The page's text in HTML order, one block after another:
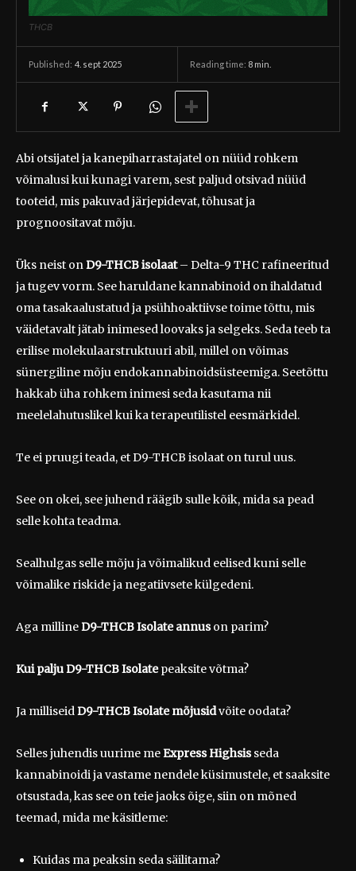
THCB
Published: 4. sept 2025 Reading time: 8 min.
Abi otsijatel ja kanepiharrastajatel on nüüd rohkem
võimalusi kui kunagi varem, sest paljud otsivad nüüd
tooteid, mis pakuvad järjepidevat, tõhusat ja
prognoositavat mõju.
Üks neist onD9-THCB isolaat– Delta-9 THC rafineeritud
ja tugev vorm. See haruldane kannabinoid on ihaldatud
oma tasakaalustatud ja psühhoaktiivse toime tõttu, mis
väidetavalt jätab inimesed loovaks ja selgeks. Seda teeb ta
erilise molekulaarstruktuuri abil, millel on võimas
sünergiline mõju endokannabinoidsüsteemiga. Seetõttu
hakkab üha rohkem inimesi seda kasutama nii
meelelahutuslikel kui ka terapeutilistel eesmärkidel.
Te ei pruugi teada, et D9-THCB isolaat on turul uus.
See on okei, see juhend räägib sulle kõik, mida sa pead
selle kohta teadma.
Sealhulgas selle mõju ja võimalikud eelised kuni selle
võimalike riskide ja negatiivsete külgedeni.
Aga millineD9-THCB Isolate annuson parim?
Kui palju D9-THCB Isolatepeaksite võtma?
Ja milliseidD9-THCB Isolate mõjusidvõite oodata?
Sellesjuhendis uurime meExpress Highsisseda
kannabinoidi ja vastame nendele küsimustele, et saaksite
otsustada, kas see on teie jaoks õige, siin on mõned
teemad, mida me käsitleme:
Kuidas ma peaksin seda säilitama?